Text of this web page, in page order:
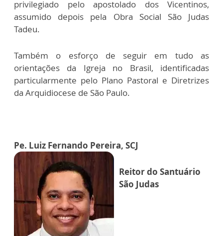
privilegiado pelo apostolado dos Vicentinos,
assumido depois pela Obra Social São Judas
Tadeu.
Também o esforço de seguir em tudo as
orientações da Igreja no Brasil, identificadas
particularmente pelo Plano Pastoral e Diretrizes
da Arquidiocese de São Paulo.
Pe. Luiz Fernando Pereira, SCJ
Reitor do Santuário
São Judas